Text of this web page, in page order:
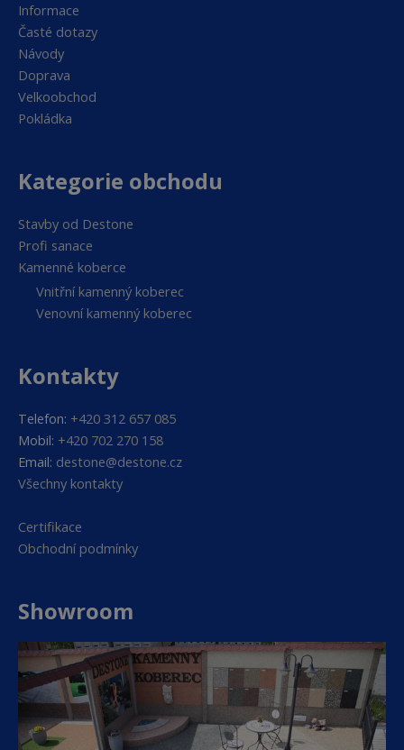
Informace
Časté dotazy
Návody
Doprava
Velkoobchod
Pokládka
Kategorie obchodu
Stavby od Destone
Profi sanace
Kamenné koberce
Vnitřní kamenný koberec
Venovní kamenný koberec
Kontakty
Telefon: +420 312 657 085
Mobil: +420 702 270 158
Email: destone@destone.cz
Všechny kontakty
Certifikace
Obchodní podmínky
Showroom